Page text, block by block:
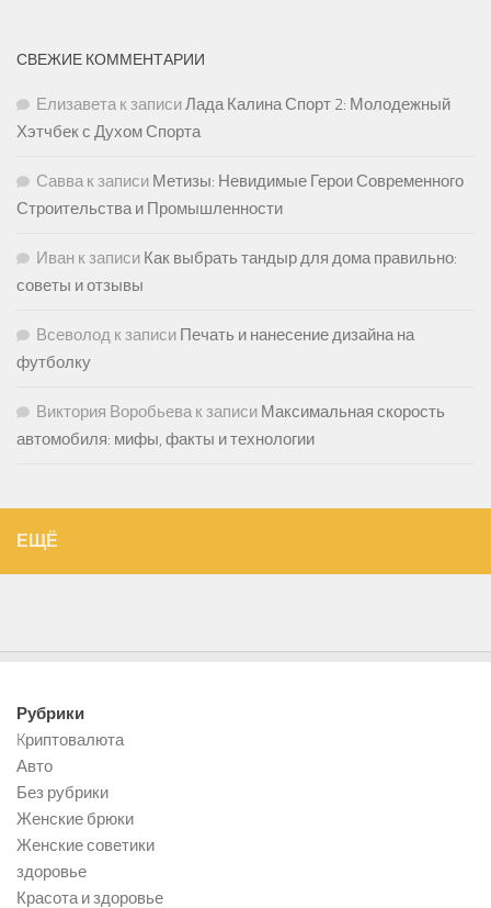
СВЕЖИЕ КОММЕНТАРИИ
Елизаветак записиЛада Калина Спорт 2: Молодежный
Хэтчбек с Духом Спорта
Саввак записи Метизы: Невидимые Герои Современного
Строительства и Промышленности
Иван к записи Как выбрать тандыр для дома правильно:
советы и отзывы
Всеволод к записи Печать и нанесение дизайна на
футболку
Виктория Воробьевак записи Максимальная скорость
автомобиля: мифы, факты и технологии
ЕЩЁ
Рубрики
Kриптовалюта
Авто
Без рубрики
Женские брюки
Женские советики
здоровье
Красота и здоровье